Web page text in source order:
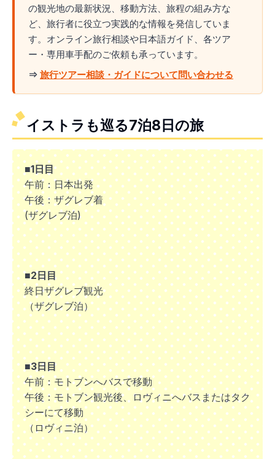
の観光地の最新状況、移動方法、旅程の組み方な
ど、旅行者に役立つ実践的な情報を発信していま
す。オンライン旅行相談や日本語ガイド、各ツア
ー・専用車手配のご依頼も承っています。
⇒ 旅行ツアー相談・ガイドについて問い合わせる
イストラも巡る7泊8日の旅
■1日目
午前：日本出発
午後：ザグレブ着
(ザグレブ泊)
■2日目
終日ザグレブ観光
（ザグレブ泊）
■3日目
午前：モトブンへバスで移動
午後：モトブン観光後、ロヴィニへバスまたはタク
シーにて移動
（ロヴィニ泊）